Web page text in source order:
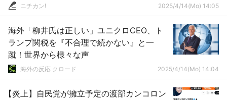
ニチカン! 2025/4/14(Mo) 14:05
海外「柳井氏は正しい」ユニクロCEO、ト
ランプ関税を『不合理で続かない』と一
蹴！世界から様々な声
海外の反応 クロード 2025/4/14(Mo) 14:04
【炎上】自民党が擁立予定の渡部カンコロン